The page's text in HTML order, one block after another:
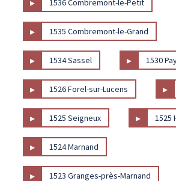
▸ 1536 Combremont-le-Petit
▸ 1535 Combremont-le-Grand
▸ 1534 Sassel ▸ 1530
▸ 1526 Forel-sur-Lucens ▸
▸ 1525 Seigneux ▸ 1525
▸ 1524 Marnand
▸ 1523 Granges-près-Marnand